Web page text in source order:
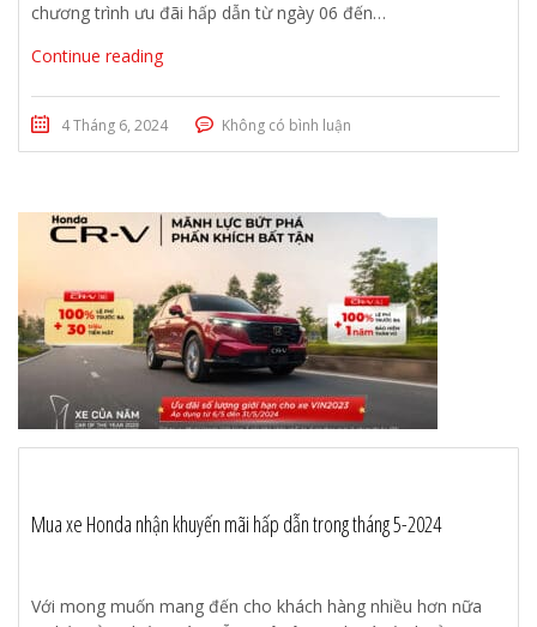
chương trình ưu đãi hấp dẫn từ ngày 06 đến…
Continue reading
4 Tháng 6, 2024 Không có bình luận
Mua xe Honda nhận khuyến mãi hấp dẫn trong tháng 5-2024
Với mong muốn mang đến cho khách hàng nhiều hơn nữa